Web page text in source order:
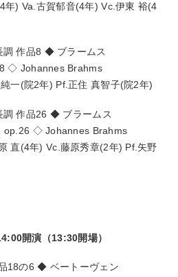
年) Va.古賀郁音(4年) Vc.伊東 裕(4
調 作品8 ◆ ブラームス
◇ Johannes Brahms
一(院2年) Pf.正住 真智子(院2年)
調 作品26 ◆ ブラームス
op.26 ◇ Johannes Brahms
直(4年) Vc.藤原秀章(2年) Pf.矢野
開演（13:30開場）
18の6 ◆ ベートーヴェン